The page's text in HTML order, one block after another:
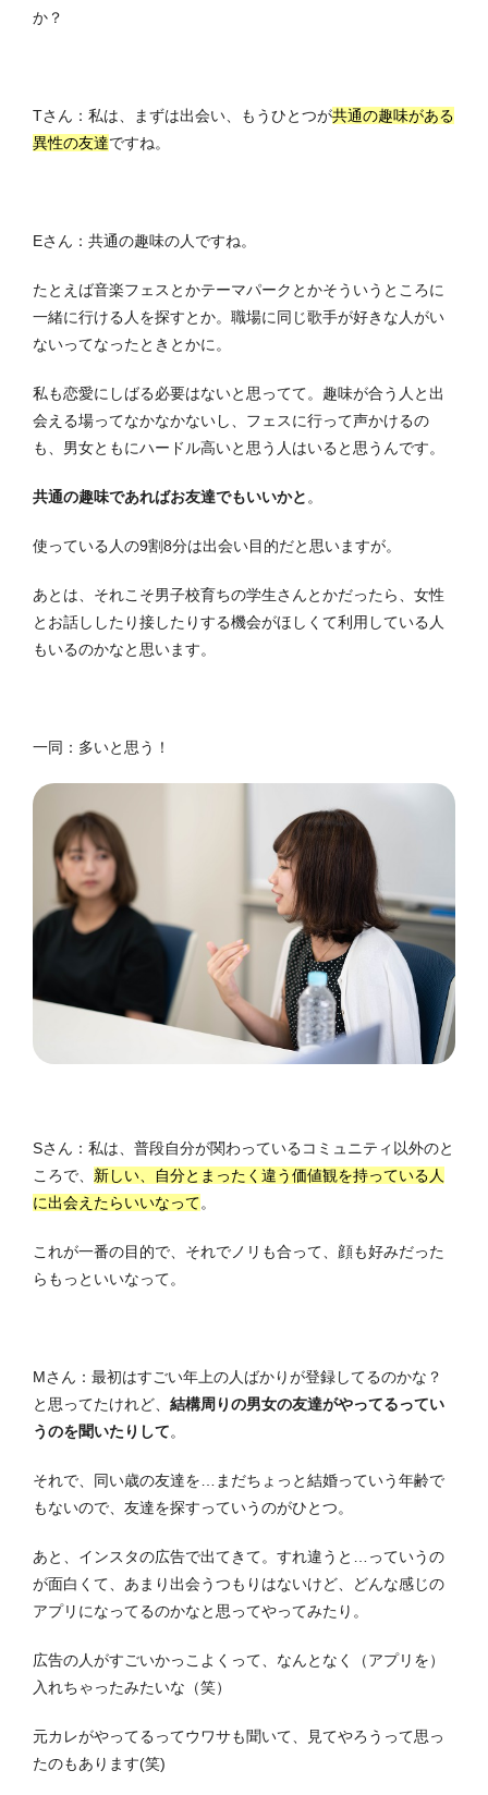
か？
Tさん：私は、まずは出会い、もうひとつが共通の趣味がある
異性の友達ですね。
Eさん：共通の趣味の人ですね。
たとえば音楽フェスとかテーマパークとかそういうところに
一緒に行ける人を探すとか。職場に同じ歌手が好きな人がい
ないってなったときとかに。
私も恋愛にしばる必要はないと思ってて。趣味が合う人と出
会える場ってなかなかないし、フェスに行って声かけるの
も、男女ともにハードル高いと思う人はいると思うんです。
共通の趣味であればお友達でもいいかと 。
使っている人の9割8分は出会い目的だと思いますが。
あとは、それこそ男子校育ちの学生さんとかだったら、女性
とお話ししたり接したりする機会がほしくて利用している人
もいるのかなと思います。
一同：多いと思う！
Sさん：私は、普段自分が関わっているコミュニティ以外のと
ころで、 新しい、自分とまったく違う価値観を持っている人
に出会えたらいいなって。
これが一番の目的で、それでノリも合って、顔も好みだった
らもっといいなって。
Mさん：最初はすごい年上の人ばかりが登録してるのかな？
と思ってたけれど、 結構周りの男女の友達がやってるってい
うのを聞いたりして。
それで、同い歳の友達を…まだちょっと結婚っていう年齢で
もないので、友達を探すっていうのがひとつ。
あと、インスタの広告で出てきて。すれ違うと…っていうの
が面白くて、あまり出会うつもりはないけど、どんな感じの
アプリになってるのかなと思ってやってみたり。
広告の人がすごいかっこよくって、なんとなく（アプリを）
入れちゃったみたいな（笑）
元カレがやってるってウワサも聞いて、見てやろうって思っ
たのもあります(笑)